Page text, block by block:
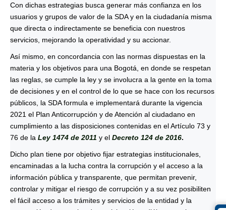
Con dichas estrategias busca generar más confianza en los
usuarios y grupos de valor de la SDA y en la ciudadanía misma
que directa o indirectamente se beneficia con nuestros
servicios, mejorando la operatividad y su accionar.
Así mismo, en concordancia con las normas dispuestas en la
materia y los objetivos para una Bogotá, en donde se respetan
las reglas, se cumple la ley y se involucra a la gente en la toma
de decisiones y en el control de lo que se hace con los recursos
públicos, la SDA formula e implementará durante la vigencia
2021 el Plan Anticorrupción y de Atención al ciudadano en
cumplimiento a las disposiciones contenidas en el Artículo 73 y
76 de la Ley 1474 de 2011 y el Decreto 124 de 2016.
Dicho plan tiene por objetivo fijar estrategias institucionales,
encaminadas a la lucha contra la corrupción y el acceso a la
información pública y transparente, que permitan prevenir,
controlar y mitigar el riesgo de corrupción y a su vez posibiliten
el fácil acceso a los trámites y servicios de la entidad y la